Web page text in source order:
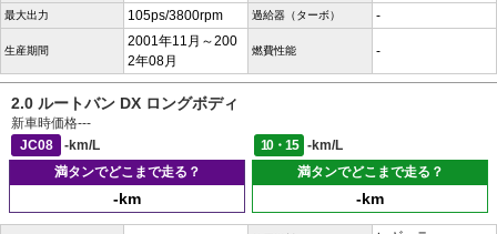
最大出力 105ps/3800rpm 過給器（ターボ） -
生産期間
2001年11月～200
2年08月
燃費性能 -
2.0 ルートバン DX ロングボディ
新車時価格---
JC08
-km/L 10・15
-km/L
満タンでどこまで走る？
-km
満タンでどこまで走る？
-km